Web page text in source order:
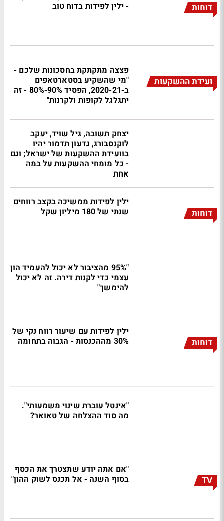
דוחות
- ילין לפידות בדוח טוב
ועידת ההשקעות
פצצה מתקתקת בחסכונות שלכם -
"מי שהשקיע בסטארטאפים
ב-2020-21, הפסיד 90%-80% - זה
יתגלגל לקופות ולקרנות"
יצחק תשובה, גיל שויד, יעקב
לוקנסבורג, גדעון תדמור יהיו
בוועידת ההשקעות של ישראל; וגם
- כל מומחי ההשקעות על במה
אחת
דוחות
ילין לפידות ממשיכה בקצב רווחים
שנתי של 180 מיליון שקל
"95% מהציבור לא יכול להעמיד הון
עצמי כדי לקנות דירה. זה לא יכול
להימשך"
דוחות
ילין לפידות עם שיעור רווח נקי של
30% מההכנסות - הגבוה בתחומה
"אינטל עוברת שינוי משמעותי".
מה סוד ההצלחה של טאואר?
TV
"אם אתה יודע שתצטרך את הכסף
בסוף השנה - אל תכנס לשוק ההון"